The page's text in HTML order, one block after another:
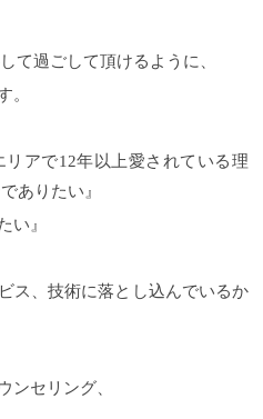
て過ごして頂けるように、
ます。
アで12年以上愛されている理
ありたい』
い』
ス、技術に落とし込んでいるか
ンセリング、